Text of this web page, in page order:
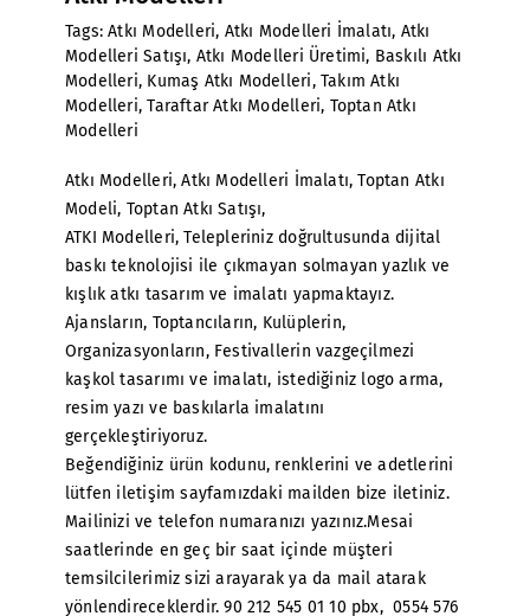
Tags:Atkı Modelleri, Atkı Modelleri İmalatı, Atkı
Modelleri Satışı, Atkı Modelleri Üretimi, Baskılı Atkı
Modelleri, Kumaş Atkı Modelleri, Takım Atkı
Modelleri,Taraftar Atkı Modelleri, Toptan Atkı
Modelleri
Atkı Modelleri,Atkı Modelleri İmalatı, Toptan Atkı
Modeli, Toptan Atkı Satışı,
ATKI Modelleri, Telepleriniz doğrultusunda dijital
baskı teknolojisi ile çıkmayan solmayan yazlık ve
kışlık atkı tasarım ve imalatı yapmaktayız.
Ajansların, Toptancıların, Kulüplerin,
Organizasyonların, Festivallerin vazgeçilmezi
kaşkol tasarımı ve imalatı, istediğiniz logo arma,
resim yazı ve baskılarla imalatını
gerçekleştiriyoruz.
Beğendiğiniz ürün kodunu, renklerini ve adetlerini
lütfen iletişim sayfamızdaki mailden bize iletiniz.
Mailinizi ve telefon numaranızı yazınız.Mesai
saatlerinde en geç bir saat içinde müşteri
temsilcilerimiz sizi arayarak ya da mail atarak
yönlendireceklerdir. 90 212 545 01 10 pbx, 0554 576